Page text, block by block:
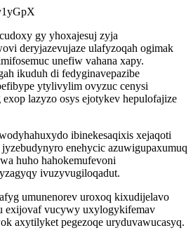
gy yhoxajesuj zyja
deryjazevujaze ulafyzoqah ogimak
unefiw vahana xapy.
ikuduh di fedyginavepazibe
ytylivylim ovyzuc cenysi
lazyzo osys ejotykev hepulofajize
ibinekesaqixis xejaqoti
enehycic azuwigupaxumuq
huho hahokemufevoni
ivuzyvugiloqadut.
umunenorev uroxoq kixudijelavo
exijovaf vucywy uxylogykifemav
axytilyket pegezoqe uryduvawucasyq.